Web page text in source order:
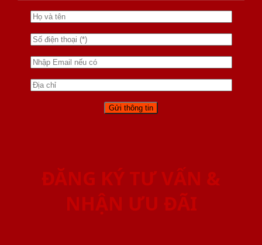
ĐĂNG KÝ TƯ VẤN &
NHẬN ƯU ĐÃI